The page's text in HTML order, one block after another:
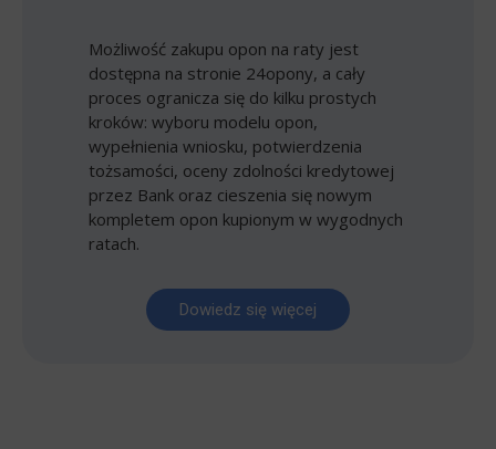
Możliwość zakupu opon na raty jest
dostępna na stronie 24opony, a cały
proces ogranicza się do kilku prostych
kroków: wyboru modelu opon,
wypełnienia wniosku, potwierdzenia
tożsamości, oceny zdolności kredytowej
przez Bank oraz cieszenia się nowym
kompletem opon kupionym w wygodnych
ratach.
Dowiedz się więcej